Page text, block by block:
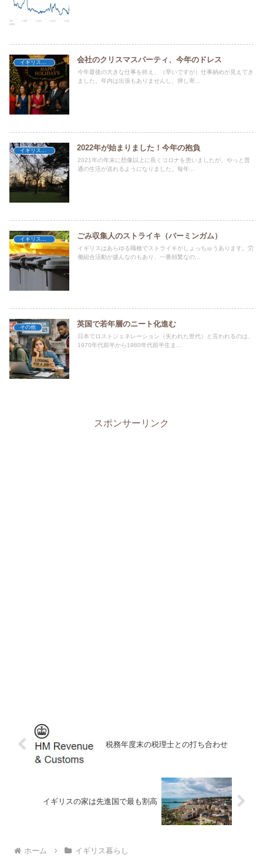
イギリス暮らし 会社のクリスマスパーティ、今年のドレス
今年最後の大きな仕事を終え、（早いですが）仕事納めが見えてき
ました。年内は出張もありませんし、押し寄...
イギリス暮らし 2022年が始まりました！今年の抱負
2021年の年末に想像以上に長くコロナを患いましたが、やっと普
通の生活が送れるようになりました。毎年...
ごみ収集人のストライキ（バーミンガム）
イギリスはあらゆる職種でストライキがしょっちゅうあります。労
働組合活動が盛んなのもあり、一番頻繁なの...
その他 英国で若年層のニート化進む
日本でロストジェネレーション（失われた世代）と言われるのは、
1970年代前半から1980年代前半生ま...
スポンサーリンク
税務年度末の税理士との打ち合わせ
イギリスの家は先進国で最も割高
ホーム イギリス暮らし